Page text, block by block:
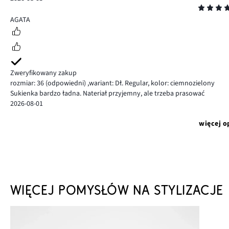
5
AGATA
Zweryfikowany zakup
rozmiar: 36 (odpowiedni) ,wariant: Dł. Regular, kolor: ciemnozielony
Sukienka bardzo ładna. Nateriał przyjemny, ale trzeba prasować
2026-08-01
więcej
WIĘCEJ POMYSŁÓW NA STYLIZACJE